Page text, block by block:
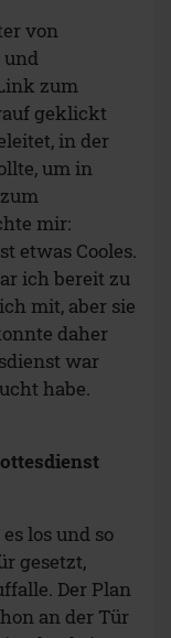
von
und
zum
geklickt
in der
um in
mir:
etwas Cooles.
ich bereit zu
mit, aber sie
daher
war
habe.
los und so
gesetzt,
Der Plan
an der Tür